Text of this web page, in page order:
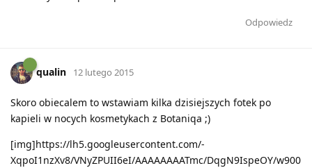
Odpowiedz
qualin 12 lutego 2015
Skoro obiecalem to wstawiam kilka dzisiejszych fotek po
kapieli w nocych kosmetykach z Botaniqa ;)
[img]https://lh5.googleusercontent.com/-
XqpoI1nzXv8/VNyZPUII6eI/AAAAAAAATmc/DqgN9IspeOY/w900